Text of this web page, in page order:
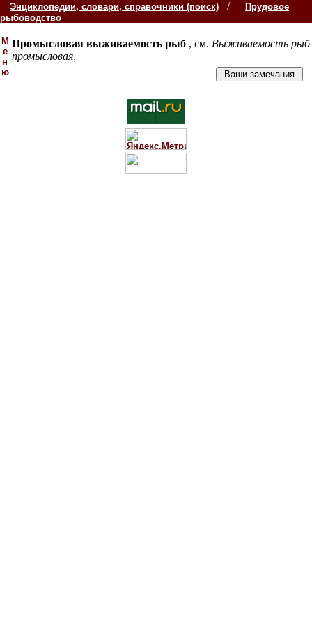
Энциклопедии, словари, справочники (поиск) /
Прудовое
рыбоводство
М
е
н
ю
Промысловая выживаемость рыб , см. Выживаемость рыб
промысловая.